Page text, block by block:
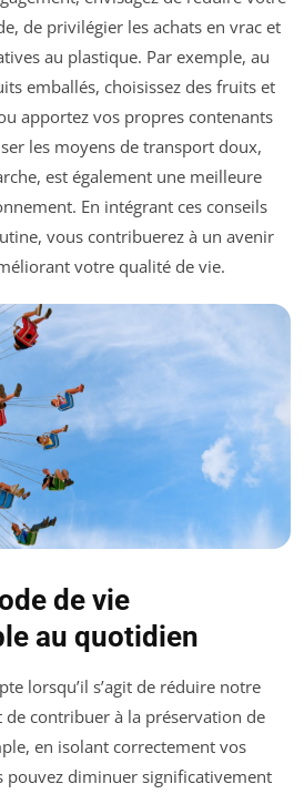
de privilégier les achats en vrac et
au plastique. Par exemple, au
emballés, choisissez des fruits et
apportez vos propres contenants
les moyens de transport doux,
est également une meilleure
En intégrant ces conseils
vous contribuerez à un avenir
votre qualité de vie.
de vie
au quotidien
lorsqu’il s’agit de réduire notre
de contribuer à la préservation de
en isolant correctement vos
pouvez diminuer significativement